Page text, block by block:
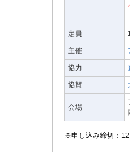
定員
主催
協力
協賛
会場
※申し込み締切：